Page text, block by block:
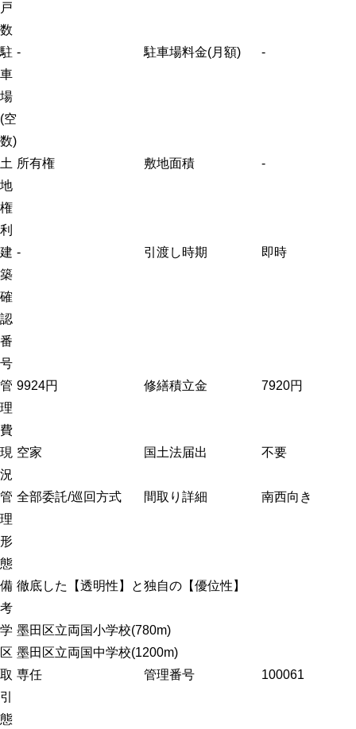
戸
数
駐
車
場
(空
数)
- 駐車場料金(月額) -
土
地
権
利
所有権 敷地面積 -
建
築
確
認
番
号
- 引渡し時期 即時
管
理
費
9924円 修繕積立金 7920円
現
況
空家 国土法届出 不要
管
理
形
態
全部委託/巡回方式 間取り詳細 南西向き
備
考
徹底した【透明性】と独自の【優位性】
学
区
墨田区立両国小学校(780m)
墨田区立両国中学校(1200m)
取
引
態
専任 管理番号 100061